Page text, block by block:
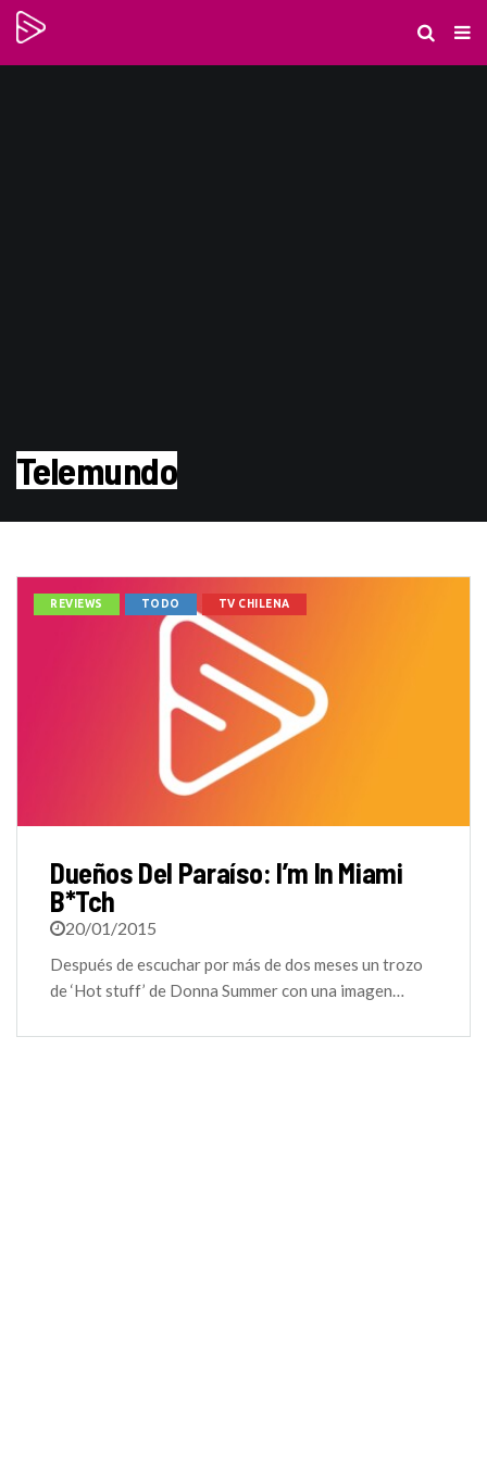
Telemundo
REVIEWS TODO TV CHILENA
Dueños Del Paraíso: I’m In Miami
B*tch
20/01/2015
Después de escuchar por más de dos meses un trozo
de ‘Hot stuff’ de Donna Summer con una imagen…